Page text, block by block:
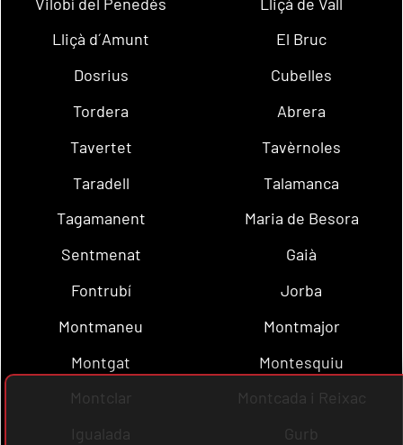
Lliçà d´Amunt
El Bruc
Dosrius
Cubelles
Tordera
Abrera
Tavertet
Tavèrnoles
Taradell
Talamanca
Tagamanent
Maria de Besora
Sentmenat
Gaià
Fontrubí
Jorba
Montmaneu
Montmajor
Montgat
Montesquiu
Montclar
Montcada i Reixac
Igualada
Gurb